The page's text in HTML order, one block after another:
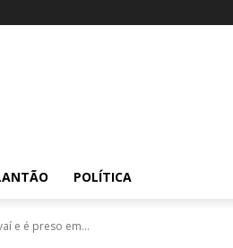
POLÍTICA
e é preso em...